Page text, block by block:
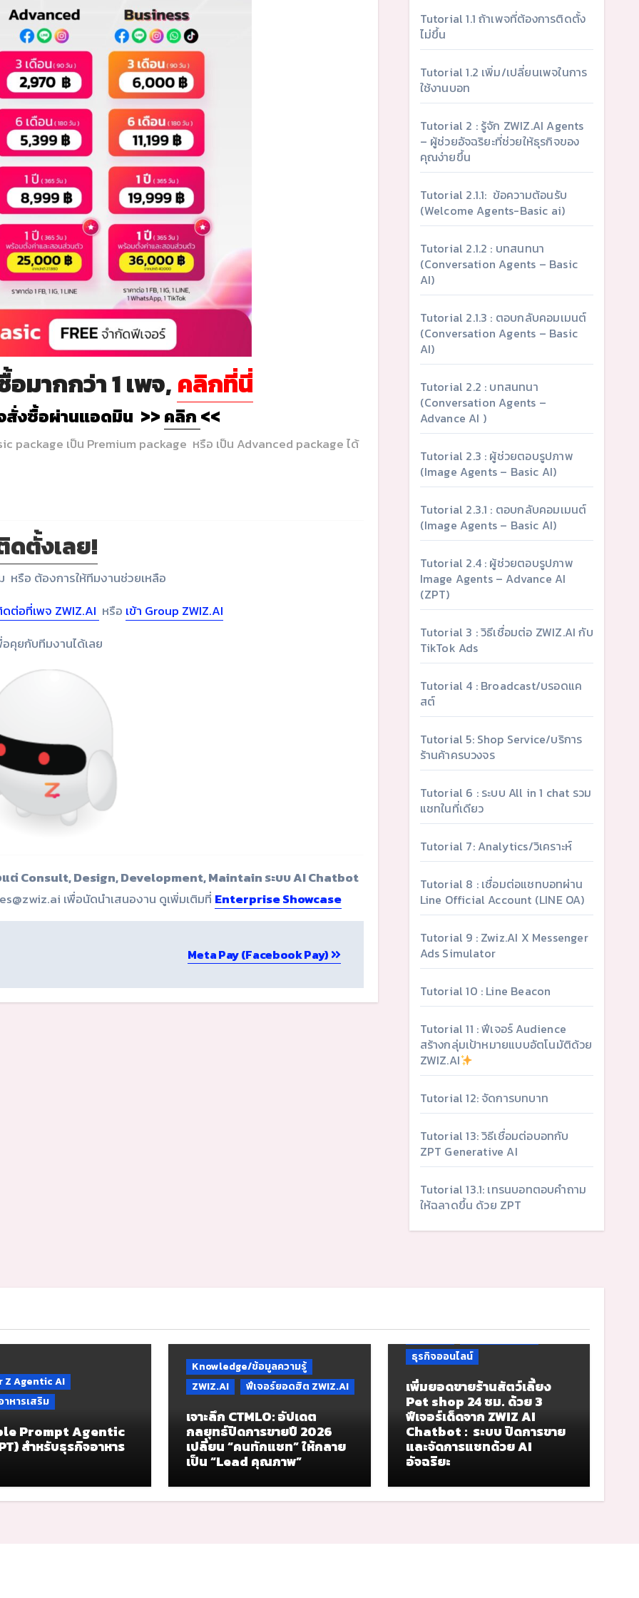
มากกว่า 1 เพจ,คลิกที่นี่
สั่งซื้อผ่านแอดมิน >> คลิก <<
package เป็น Premium package หรือ เป็น Advanced package ได้
ดตั้งเลย!
หรือ ต้องการให้ทีมงานช่วยเหลือ
ต่อที่เพจ ZWIZ.AI หรือ เข้า Group ZWIZ.AI
อคุยกับทีมงานได้เลย
ต่ Consult, Design, Development, Maintain ระบบ AI Chatbot
เพื่อนัดนำเสนองาน ดูเพิ่มเติมที่ Enterprise Showcase
Meta Pay (Facebook Pay)
Tutorial 1.1 ถ้าเพจที่ต้องการติดตั้ง
ไม่ขึ้น
Tutorial 1.2 เพิ่ม/เปลี่ยนเพจในการ
ใช้งานบอท
Tutorial 2 : รู้จัก ZWIZ.AI Agents
– ผู้ช่วยอัจฉริยะที่ช่วยให้ธุรกิจของ
คุณง่ายขึ้น
Tutorial 2.1.1: ข้อความต้อนรับ
(Welcome Agents-Basic ai)
Tutorial 2.1.2 : บทสนทนา
(Conversation Agents – Basic
AI)
Tutorial 2.1.3 : ตอบกลับคอมเมนต์
(Conversation Agents – Basic
AI)
Tutorial 2.2 : บทสนทนา
(Conversation Agents –
Advance AI )
Tutorial 2.3 : ผู้ช่วยตอบรูปภาพ
(Image Agents – Basic AI)
Tutorial 2.3.1 : ตอบกลับคอมเมนต์
(Image Agents – Basic AI)
Tutorial 2.4 : ผู้ช่วยตอบรูปภาพ
Image Agents – Advance AI
(ZPT)
Tutorial 3 : วิธีเชื่อมต่อ ZWIZ.AI กับ
TikTok Ads
Tutorial 4 : Broadcast/บรอดแค
สต์
Tutorial 5: Shop Service/บริการ
ร้านค้าครบวงจร
Tutorial 6 : ระบบ All in 1 chat รวม
แชทในที่เดียว
Tutorial 7: Analytics/วิเคราะห์
Tutorial 8 : เชื่อมต่อแชทบอทผ่าน
Line Official Account (LINE OA)
Tutorial 9 : Zwiz.AI X Messenger
Ads Simulator
Tutorial 10 : Line Beacon
Tutorial 11 : ฟีเจอร์ Audience
สร้างกลุ่มเป้าหมายแบบอัตโนมัติด้วย
ZWIZ.AI
Tutorial 12: จัดการบทบาท
Tutorial 13: วิธีเชื่อมต่อบอทกับ
ZPT Generative AI
Tutorial 13.1: เทรนบอทตอบคำถาม
ให้ฉลาดขึ้น ด้วย ZPT
Z Agentic AI
หารเสริม
Prompt Agentic
สำหรับธุรกิจอาหาร
Knowledge/ข้อมูลความรู้
ZWIZ.AI
ฟีเจอร์ยอดฮิต ZWIZ.AI
เจาะลึก CTMLO: อัปเดต
กลยุทธ์ปิดการขายปี 2026
เปลี่ยน “คนทักแชท” ให้กลาย
เป็น “Lead คุณภาพ”
ธุรกิจออนไลน์
เพิ่มยอดขายร้านสัตว์เลี้ยง
Pet shop 24 ชม. ด้วย 3
ฟีเจอร์เด็ดจาก ZWIZ AI
Chatbot : ระบบ ปิดการขาย
และจัดการแชทด้วย AI
อัจฉริยะ